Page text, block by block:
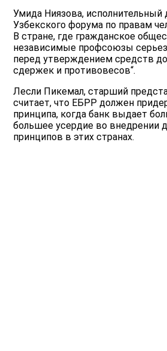
Умида Ниязова, исполнительный
Узбекского форума по правам
В стране, где гражданское
независимые профсоюзы
перед утверждением средств
сдержек и противовесов“.
Лесли Пикемал, старший
считает, что ЕБРР должен
принципа, когда банк выдает
большее усердие во внедрении
принципов в этих странах.